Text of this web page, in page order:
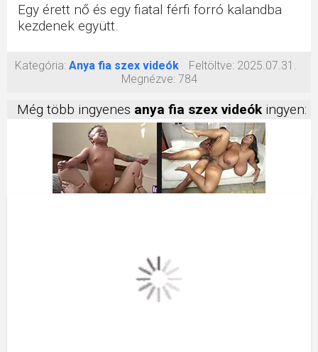
Egy érett nő és egy fiatal férfi forró kalandba
kezdenek együtt.
Kategória: Anya fia szex videók Feltöltve: 2025.07.31.
Megnézve: 784
Még több ingyenes anya fia szex videókingyen: